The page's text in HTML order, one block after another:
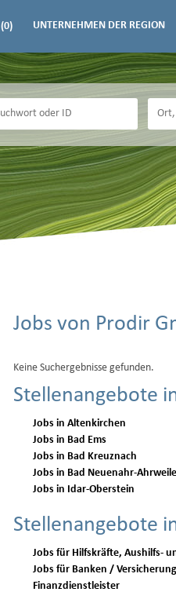
(0) UNTERNEHMEN DER REGION
Jobs von Prodir
Keine Suchergebnisse gefunden.
Stellenangebote
Jobs in Altenkirchen
Jobs in Bad Ems
Jobs in Bad Kreuznach
Jobs in Bad Neuenahr-
Jobs in Idar-Oberstein
Stellenangebote
Jobs für Hilfskräfte, Aushilfs-
Jobs für Banken /
Finanzdienstleister